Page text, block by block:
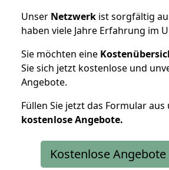
Unser Netzwerk ist sorgfältig
haben viele Jahre Erfahrung im
Sie möchten eine
Sie sich jetzt kostenlose und
Angebote.
Füllen Sie jetzt das Formular
kostenloseAngebote.
Kostenlose